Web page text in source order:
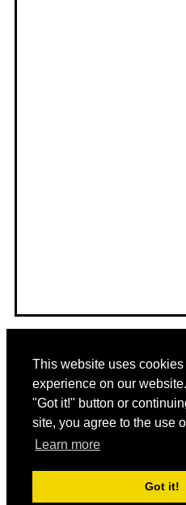
This website uses
experience on our
"Got it!" button or
site, you agree to the use
Learn more
Got it!
Disclaimer: As informações apresentadas
para sua referência.Triptimeto.com não se
consequentes danos /
Copyright 2015-
Contact Us